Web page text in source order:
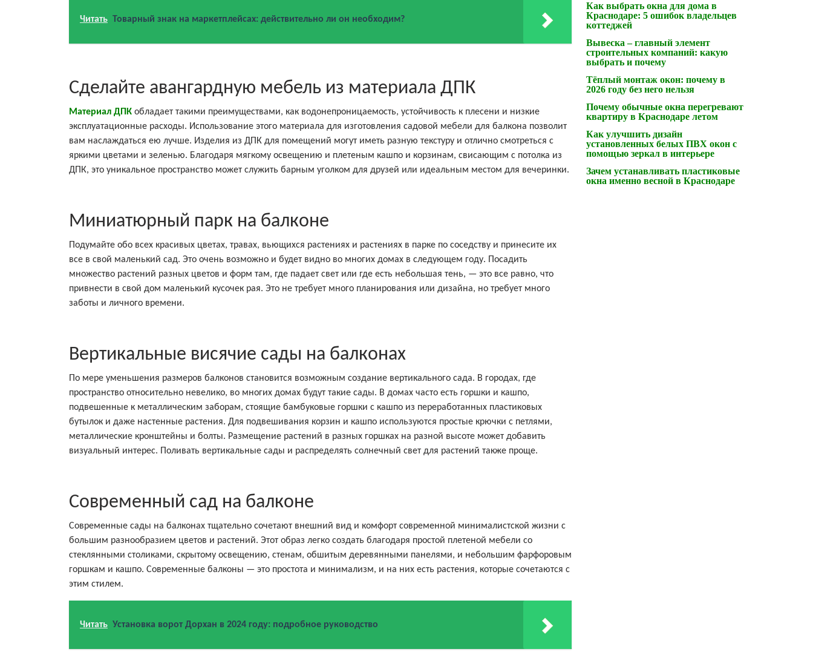
Читать Товарный знак на маркетплейсах: действительно ли он необходим?
Сделайте авангардную мебель из материала ДПК
Материал ДПК обладает такими преимуществами, как водонепроницаемость, устойчивость к плесени и низкие
эксплуатационные расходы. Использование этого материала для изготовления садовой мебели для балкона позволит
вам наслаждаться ею лучше. Изделия из ДПК для помещений могут иметь разную текстуру и отлично смотреться с
яркими цветами и зеленью. Благодаря мягкому освещению и плетеным кашпо и корзинам, свисающим с потолка из
ДПК, это уникальное пространство может служить барным уголком для друзей или идеальным местом для вечеринки.
Миниатюрный парк на балконе
Подумайте обо всех красивых цветах, травах, вьющихся растениях и растениях в парке по соседству и принесите их
все в свой маленький сад. Это очень возможно и будет видно во многих домах в следующем году. Посадить
множество растений разных цветов и форм там, где падает свет или где есть небольшая тень, — это все равно, что
привнести в свой дом маленький кусочек рая. Это не требует много планирования или дизайна, но требует много
заботы и личного времени.
Вертикальные висячие сады на балконах
По мере уменьшения размеров балконов становится возможным создание вертикального сада. В городах, где
пространство относительно невелико, во многих домах будут такие сады. В домах часто есть горшки и кашпо,
подвешенные к металлическим заборам, стоящие бамбуковые горшки с кашпо из переработанных пластиковых
бутылок и даже настенные растения. Для подвешивания корзин и кашпо используются простые крючки с петлями,
металлические кронштейны и болты. Размещение растений в разных горшках на разной высоте может добавить
визуальный интерес. Поливать вертикальные сады и распределять солнечный свет для растений также проще.
Современный сад на балконе
Современные сады на балконах тщательно сочетают внешний вид и комфорт современной минималистской жизни с
большим разнообразием цветов и растений. Этот образ легко создать благодаря простой плетеной мебели со
стеклянными столиками, скрытому освещению, стенам, обшитым деревянными панелями, и небольшим фарфоровым
горшкам и кашпо. Современные балконы — это простота и минимализм, и на них есть растения, которые сочетаются с
этим стилем.
Читать Установка ворот Дорхан в 2024 году: подробное руководство
Как выбрать окна для дома в
Краснодаре: 5 ошибок владельцев
коттеджей
Вывеска – главный элемент
строительных компаний: какую
выбрать и почему
Тёплый монтаж окон: почему в
2026 году без него нельзя
Почему обычные окна перегревают
квартиру в Краснодаре летом
Как улучшить дизайн
установленных белых ПВХ окон с
помощью зеркал в интерьере
Зачем устанавливать пластиковые
окна именно весной в Краснодаре